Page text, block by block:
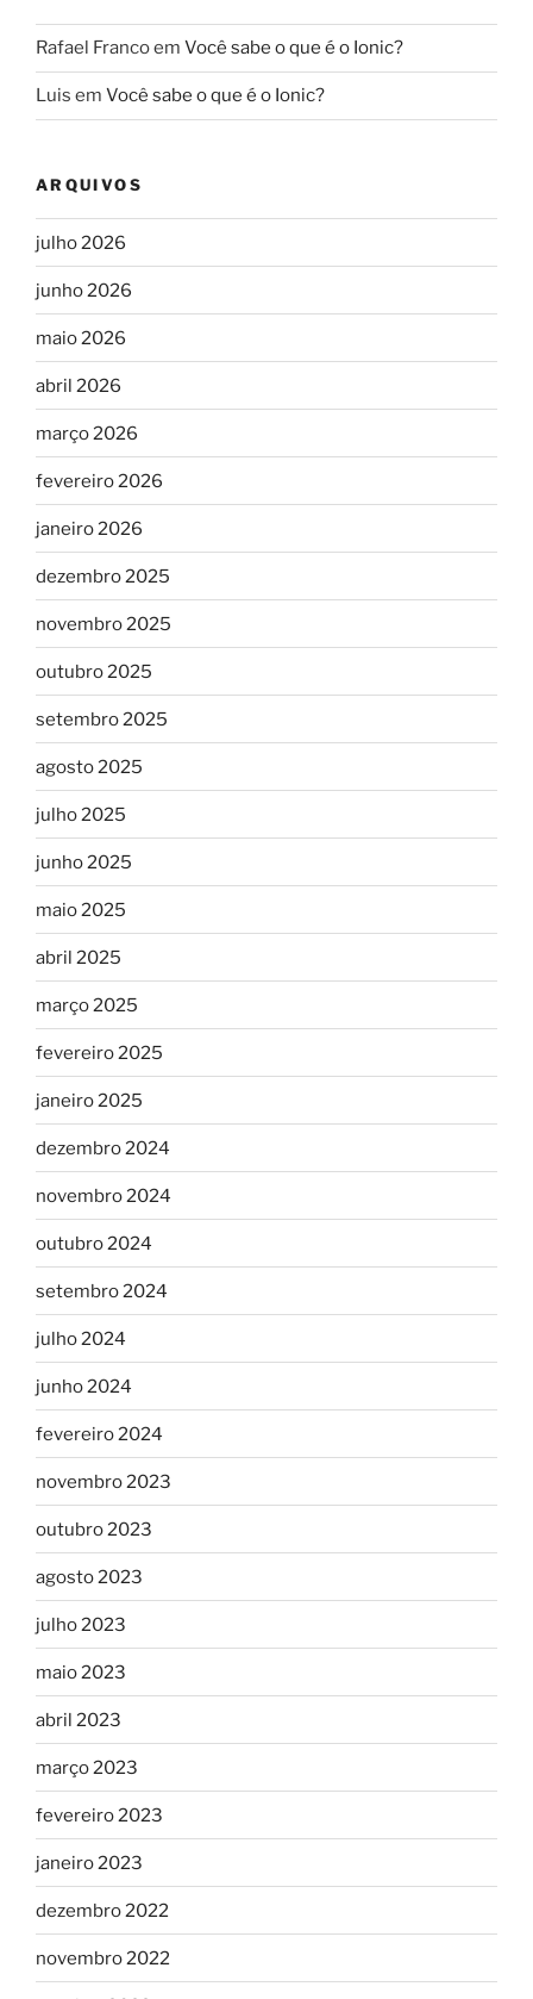
Rafael Francoem Você sabe o que é o Ionic?
Luis em Você sabe o que é o Ionic?
ARQUIVOS
julho 2026
junho 2026
maio 2026
abril 2026
março 2026
fevereiro 2026
janeiro 2026
dezembro 2025
novembro 2025
outubro 2025
setembro 2025
agosto 2025
julho 2025
junho 2025
maio 2025
abril 2025
março 2025
fevereiro 2025
janeiro 2025
dezembro 2024
novembro 2024
outubro 2024
setembro 2024
julho 2024
junho 2024
fevereiro 2024
novembro 2023
outubro 2023
agosto 2023
julho 2023
maio 2023
abril 2023
março 2023
fevereiro 2023
janeiro 2023
dezembro 2022
novembro 2022